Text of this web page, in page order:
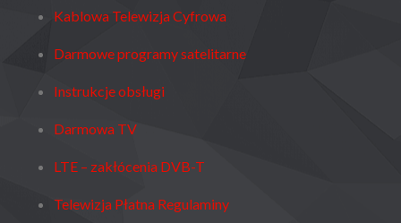
Kablowa Telewizja Cyfrowa
Darmowe programy satelitarne
Instrukcje obsługi
Darmowa TV
LTE – zakłócenia DVB-T
Telewizja Płatna Regulaminy